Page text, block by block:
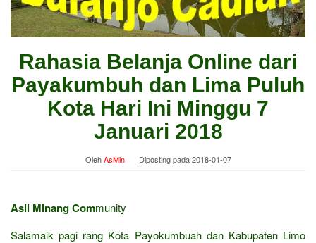
Rahasia Belanja Online dari
Payakumbuh dan Lima Puluh
Kota Hari Ini Minggu 7
Januari 2018
OlehAsMin Diposting pada2018-01-07
Asli Minang Community
Salamaik pagi rang Kota Payokumbuah dan Kabupaten Limo